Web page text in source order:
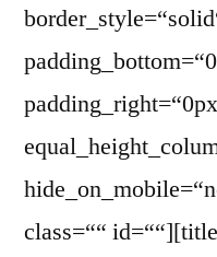
class=““